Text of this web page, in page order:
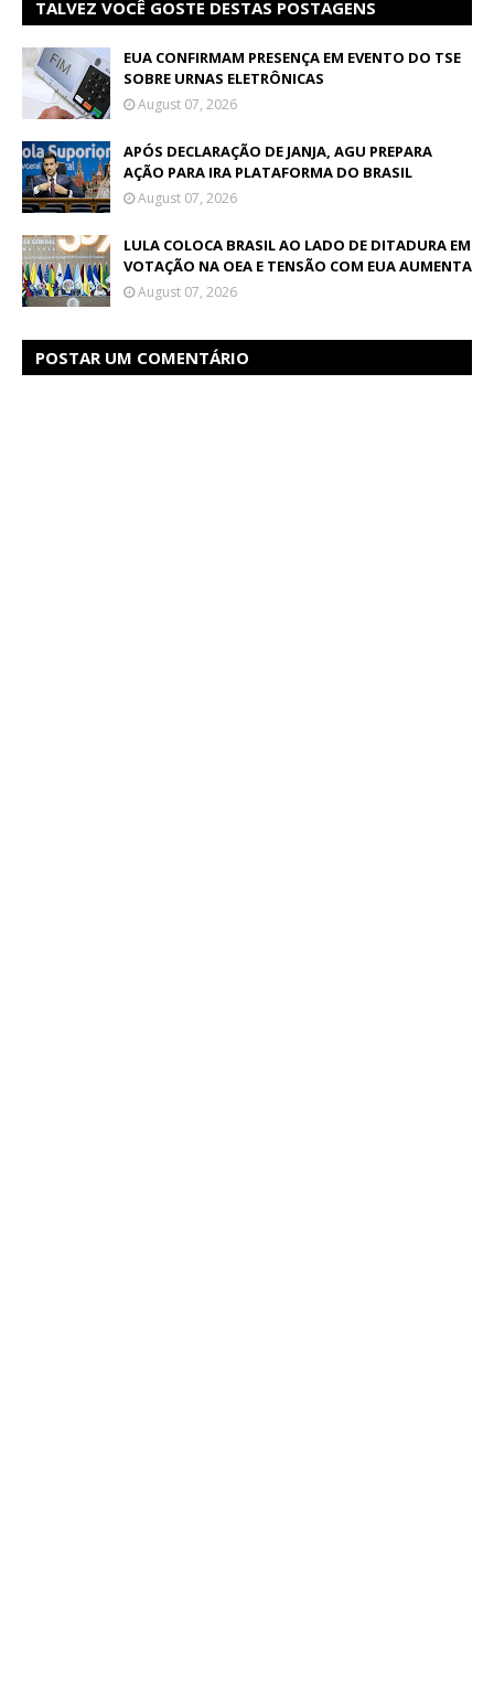
TALVEZ VOCÊ GOSTE DESTAS POSTAGENS
EUA CONFIRMAM PRESENÇA EM EVENTO DO TSE
SOBRE URNAS ELETRÔNICAS
August 07, 2026
APÓS DECLARAÇÃO DE JANJA, AGU PREPARA
AÇÃO PARA IRA PLATAFORMA DO BRASIL
August 07, 2026
LULA COLOCA BRASIL AO LADO DE DITADURA EM
VOTAÇÃO NA OEA E TENSÃO COM EUA AUMENTA
August 07, 2026
POSTAR UM COMENTÁRIO